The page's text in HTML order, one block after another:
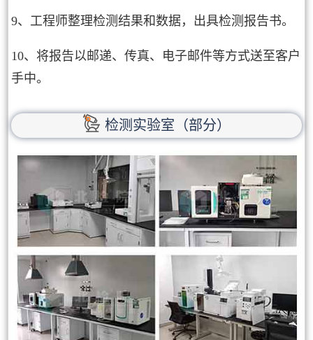
9、工程师整理检测结果和数据，出具检测报告书。
10、将报告以邮递、传真、电子邮件等方式送至客户
手中。
检测实验室（部分）